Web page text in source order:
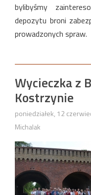
bylibyśmy
depozytu broni
prowadzonych spraw.
Wycieczka z
Kostrzynie
poniedziałek, 12
Michalak